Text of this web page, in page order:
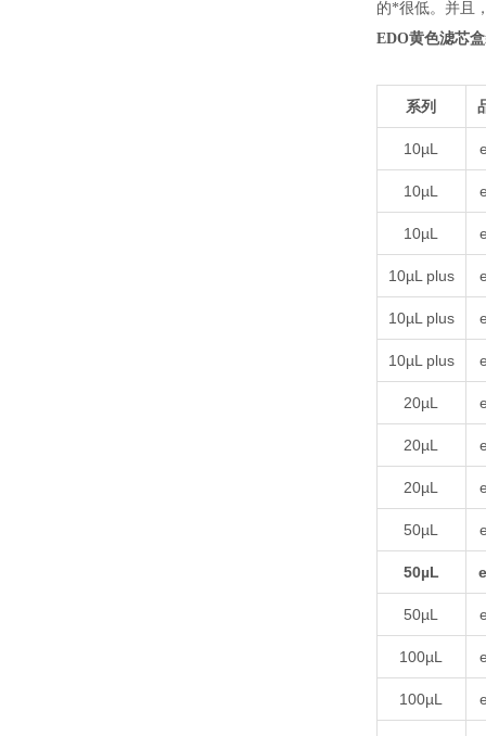
的*很低。并且
EDO黄色滤芯
系列
10µL
10µL
10µL
10µL plus
10µL plus
10µL plus
20µL
20µL
20µL
50µL
50µL
50µL
100µL
100µL